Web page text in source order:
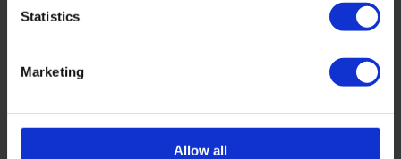
Statistics
Marketing
Allow all
Klantenservice